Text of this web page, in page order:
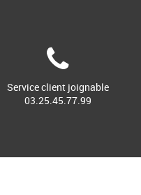
Service client joignable
03.25.45.77.99